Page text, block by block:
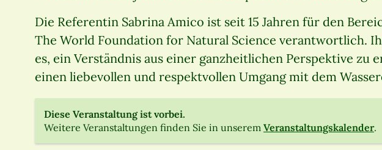
Die Referentin Sabrina Amico ist seit 15 Jahren für den
The World Foundation for Natural Science verantwortlich.
es, ein Verständnis aus einer ganzheitlichen Perspektive zu
einen liebevollen und respektvollen Umgang mit dem
Diese Veranstaltung ist vorbei.
Weitere Veranstaltungen finden Sie in unserem Veranstaltungskalender.